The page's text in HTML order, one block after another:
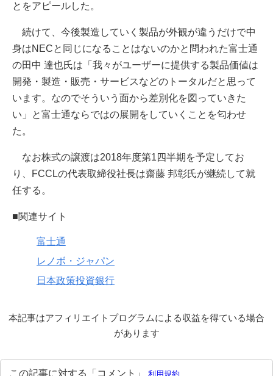
とをアピールした。
続けて、今後製造していく製品が外観が違うだけで中
身はNECと同じになることはないのかと問われた富士通
の田中 達也氏は「我々がユーザーに提供する製品価値は
開発・製造・販売・サービスなどのトータルだと思って
います。なのでそういう面から差別化を図っていきた
い」と富士通ならではの展開をしていくことを匂わせ
た。
なお株式の譲渡は2018年度第1四半期を予定してお
り、FCCLの代表取締役社長は齋藤 邦彰氏が継続して就
任する。
■関連サイト
富士通
レノボ・ジャパン
日本政策投資銀行
本記事はアフィリエイトプログラムによる収益を得ている場合
があります